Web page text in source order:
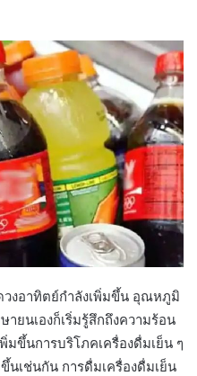
งอาทิตย์กำลังเพิ่มขึ้น อุณหภูมิ
ยนเองก็เริ่มรู้สึกถึงความร้อน
มขึ้นการบริโภคเครื่องดื่มเย็น ๆ
นเช่นกัน การดื่มเครื่องดื่มเย็น